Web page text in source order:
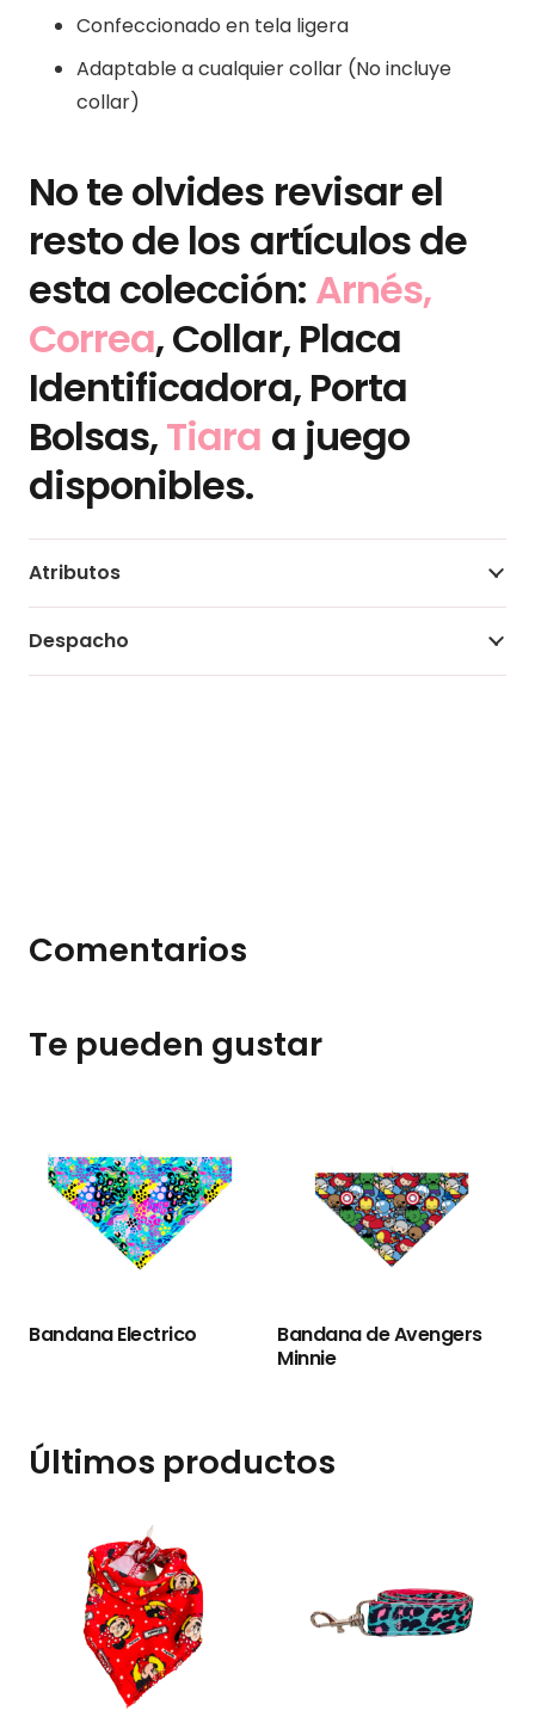
Confeccionado en tela ligera
Adaptable a cualquier collar (No incluye
collar)
No te olvides revisar el
resto de los artículos de
esta colección: Arnés,
Correa, Collar, Placa
Identificadora, Porta
Bolsas,Tiara a juego
disponibles.
Atributos
Despacho
Comentarios
Te pueden gustar
Bandana Electrico
Bandana de Avengers
Minnie
Últimos productos